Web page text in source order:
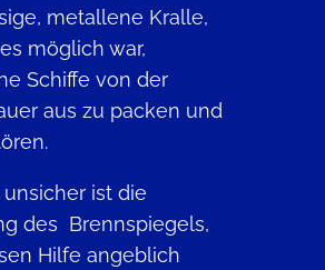
metallene Kralle,
möglich war,
Schiffe von der
aus zu packen und
unsicher ist die
des Brennspiegels,
Hilfe angeblich